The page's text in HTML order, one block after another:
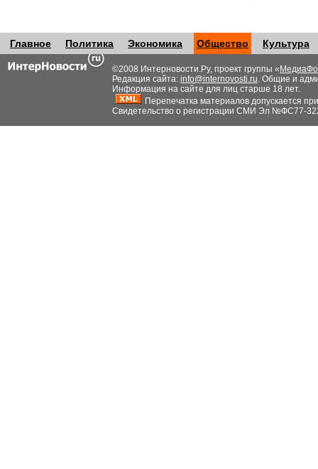
Главное Политика Экономика Общество Культура
©2008 Интерновости.Ру, проект группы «
Редакция сайта: info@internovosti.ru. Общие и
Информация на сайте для лиц старше 18 лет.
Перепечатка материалов допускается
Свидетельство о регистрации СМИ Эл №ФС77-